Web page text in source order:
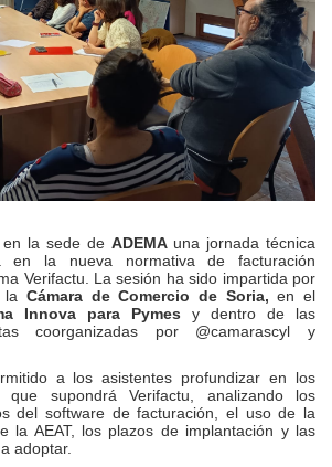
la sede de ADEMAuna jornada técnica
en la nueva normativa de facturación
Verifactu. La sesión ha sido impartida por
la Cámara de Comercio de Soria, en el
Innova para Pymes y dentro de las
coorganizadas por @camarascyl y
a los asistentes profundizar en los
que supondrá Verifactu, analizando los
del software de facturación, el uso de la
la AEAT, los plazos de implantación y las
adoptar.